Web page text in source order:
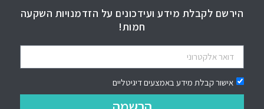
הירשם לקבלת מידע ועידכונים על הזדמנויות השקעה
חמות!
אישור קבלת מידע באמצעים דיגיטליים